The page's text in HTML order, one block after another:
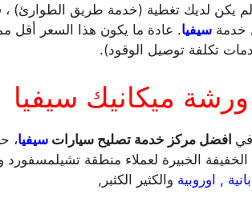
لم يكن لديك تغطية (خدمة طريق
خدمة سيفيا. عادة ما يكون هذا السعر أقل
تكلفة توصيل الوقود).
ميكانيك سيفيا
افضل مركز خدمة تصليح سيارات سيفيا،
الخبيرة لعملاء منطقة
, اوروبية والكثير الكثبر,